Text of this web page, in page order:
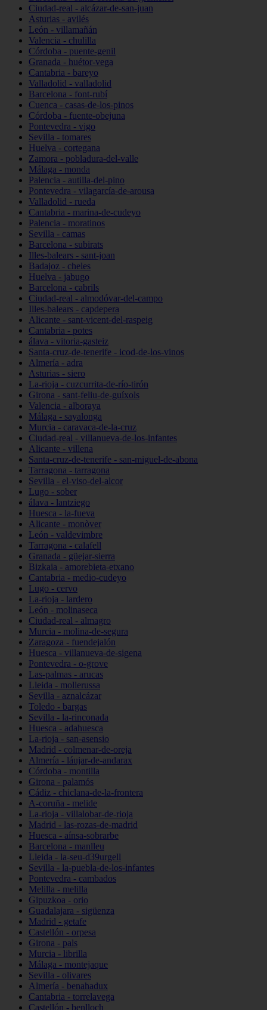
Ciudad-real - alcázar-de-san-juan
Asturias - avilés
León - villamañán
Valencia - chulilla
Córdoba - puente-genil
Granada - huétor-vega
Cantabria - bareyo
Valladolid - valladolid
Barcelona - font-rubí
Cuenca - casas-de-los-pinos
Córdoba - fuente-obejuna
Pontevedra - vigo
Sevilla - tomares
Huelva - cortegana
Zamora - pobladura-del-valle
Málaga - monda
Palencia - autilla-del-pino
Pontevedra - vilagarcía-de-arousa
Valladolid - rueda
Cantabria - marina-de-cudeyo
Palencia - moratinos
Sevilla - camas
Barcelona - subirats
Illes-balears - sant-joan
Badajoz - cheles
Huelva - jabugo
Barcelona - cabrils
Ciudad-real - almodóvar-del-campo
Illes-balears - capdepera
Alicante - sant-vicent-del-raspeig
Cantabria - potes
álava - vitoria-gasteiz
Santa-cruz-de-tenerife - icod-de-los-vinos
Almería - adra
Asturias - siero
La-rioja - cuzcurrita-de-río-tirón
Girona - sant-feliu-de-guíxols
Valencia - alboraya
Málaga - sayalonga
Murcia - caravaca-de-la-cruz
Ciudad-real - villanueva-de-los-infantes
Alicante - villena
Santa-cruz-de-tenerife - san-miguel-de-abona
Tarragona - tarragona
Sevilla - el-viso-del-alcor
Lugo - sober
álava - lantziego
Huesca - la-fueva
Alicante - monòver
León - valdevimbre
Tarragona - calafell
Granada - güejar-sierra
Bizkaia - amorebieta-etxano
Cantabria - medio-cudeyo
Lugo - cervo
La-rioja - lardero
León - molinaseca
Ciudad-real - almagro
Murcia - molina-de-segura
Zaragoza - fuendejalón
Huesca - villanueva-de-sigena
Pontevedra - o-grove
Las-palmas - arucas
Lleida - mollerussa
Sevilla - aznalcázar
Toledo - bargas
Sevilla - la-rinconada
Huesca - adahuesca
La-rioja - san-asensio
Madrid - colmenar-de-oreja
Almería - láujar-de-andarax
Córdoba - montilla
Girona - palamós
Cádiz - chiclana-de-la-frontera
A-coruña - melide
La-rioja - villalobar-de-rioja
Madrid - las-rozas-de-madrid
Huesca - aínsa-sobrarbe
Barcelona - manlleu
Lleida - la-seu-d39urgell
Sevilla - la-puebla-de-los-infantes
Pontevedra - cambados
Melilla - melilla
Gipuzkoa - orio
Guadalajara - sigüenza
Madrid - getafe
Castellón - orpesa
Girona - pals
Murcia - librilla
Málaga - montejaque
Sevilla - olivares
Almería - benahadux
Cantabria - torrelavega
Castellón - benlloch